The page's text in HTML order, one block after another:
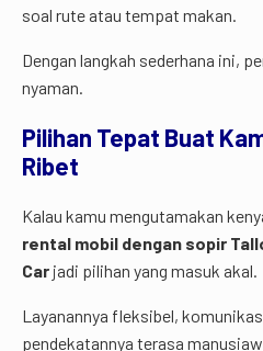
soal rute atau tempat makan.
Dengan langkah sederhana ini,
nyaman.
Pilihan Tepat Buat
Ribet
Kalau kamu mengutamakan
rental mobil dengan sopir
Car jadi pilihan yang masuk akal.
Layanannya fleksibel,
pendekatannya terasa